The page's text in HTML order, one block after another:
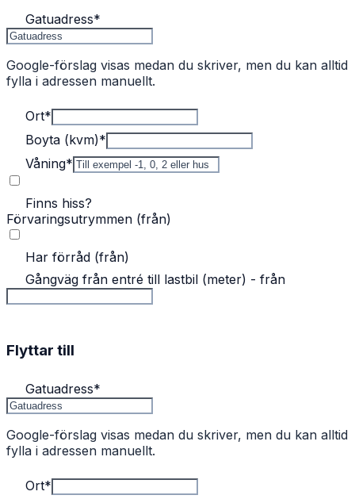
Gatuadress*
Google-förslag visas medan du skriver, men du kan alltid
fylla i adressen manuellt.
Ort*
Boyta (kvm)*
Våning*
Finns hiss?
Förvaringsutrymmen (från)
Har förråd (från)
Gångväg från entré till lastbil (meter) - från
Flyttar till
Gatuadress*
Google-förslag visas medan du skriver, men du kan alltid
fylla i adressen manuellt.
Ort*